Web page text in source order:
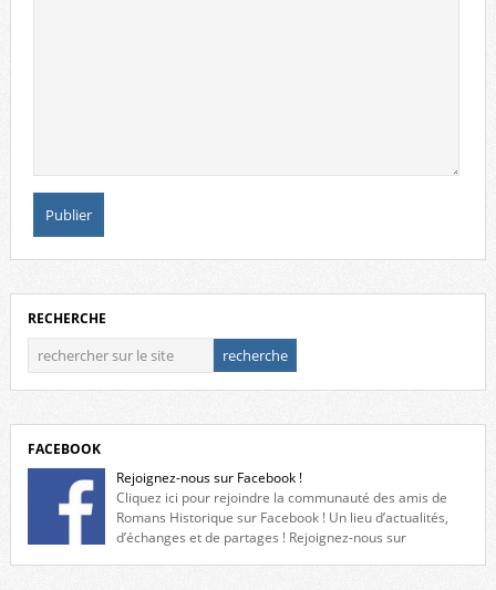
RECHERCHE
FACEBOOK
Rejoignez-nous sur Facebook !
Cliquez ici pour rejoindre la communauté des amis de
Romans Historique sur Facebook ! Un lieu d’actualités,
d’échanges et de partages ! Rejoignez-nous sur